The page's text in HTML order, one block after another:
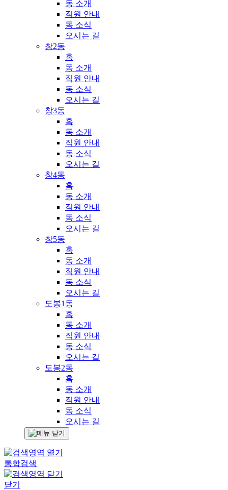
동 소개
직원 안내
동 소식
오시는 길
창2동
홈
동 소개
직원 안내
동 소식
오시는 길
창3동
홈
동 소개
직원 안내
동 소식
오시는 길
창4동
홈
동 소개
직원 안내
동 소식
오시는 길
창5동
홈
동 소개
직원 안내
동 소식
오시는 길
도봉1동
홈
동 소개
직원 안내
동 소식
오시는 길
도봉2동
홈
동 소개
직원 안내
동 소식
오시는 길
통합검색
닫기